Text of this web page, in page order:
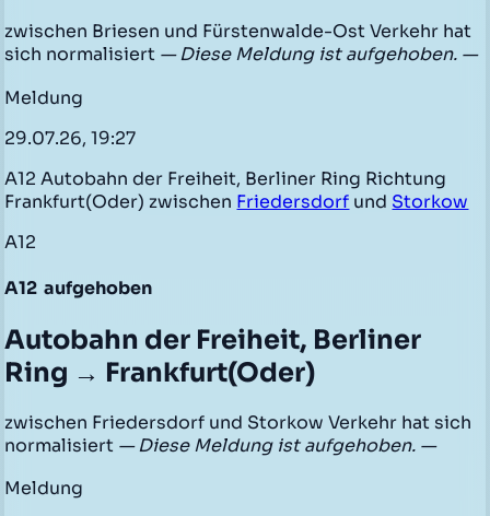
zwischen Briesen und Fürstenwalde-Ost Verkehr hat
sich normalisiert — Diese Meldung ist aufgehoben. —
Meldung
29.07.26, 19:27
A12 Autobahn der Freiheit, Berliner Ring Richtung
Frankfurt(Oder) zwischen Friedersdorf und Storkow
A12
A12 aufgehoben
Autobahn der Freiheit, Berliner
Ring → Frankfurt(Oder)
zwischen Friedersdorf und Storkow Verkehr hat sich
normalisiert — Diese Meldung ist aufgehoben. —
Meldung